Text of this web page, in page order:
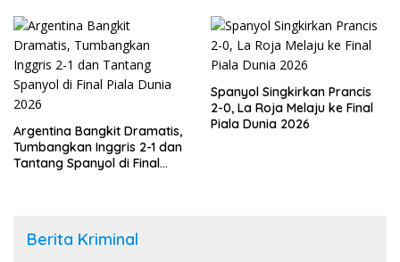
Argentina Bangkit Dramatis,
Tumbangkan Inggris 2-1 dan
Tantang Spanyol di Final
Spanyol Singkirkan Prancis
2-0, La Roja Melaju ke Final
Piala Dunia 2026
Berita Kriminal